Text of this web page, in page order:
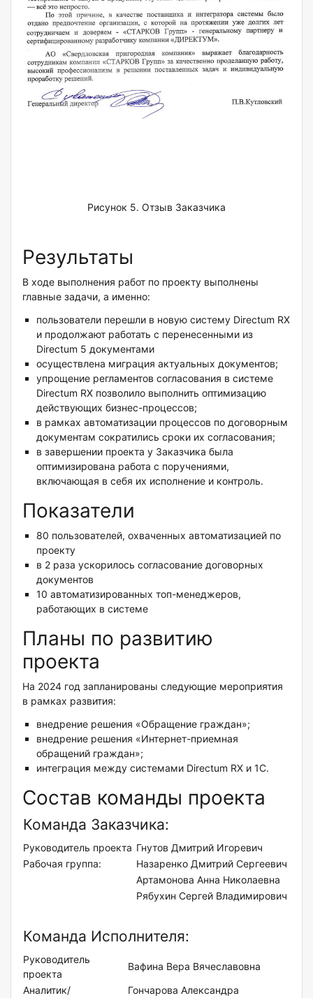
Рисунок 5. Отзыв Заказчика
Результаты
В ходе выполнения работ по проекту выполнены
главные задачи, а именно:
пользователи перешли в новую систему Directum RX
и продолжают работать с перенесенными из
Directum 5 документами
осуществлена миграция актуальных документов;
упрощение регламентов согласования в системе
Directum RX позволило выполнить оптимизацию
действующих бизнес-процессов;
в рамках автоматизации процессов по договорным
документам сократились сроки их согласования;
в завершении проекта у Заказчика была
оптимизирована работа с поручениями,
включающая в себя их исполнение и контроль.
Показатели
80 пользователей, охваченных автоматизацией по
проекту
в 2 раза ускорилось согласование договорных
документов
10 автоматизированных топ-менеджеров,
работающих в системе
Планы по развитию
проекта
На 2024 год запланированы следующие мероприятия
в рамках развития:
внедрение решения «Обращение граждан»;
внедрение решения «Интернет-приемная
обращений граждан»;
интеграция между системами Directum RX и 1С.
Состав команды проекта
Команда Заказчика:
Руководитель проекта Гнутов Дмитрий Игоревич
Рабочая группа:
Назаренко Дмитрий Сергеевич
Артамонова Анна Николаевна
Рябухин Сергей Владимирович
Команда Исполнителя:
Руководитель
проекта
Вафина Вера Вячеславовна
Аналитик/
Гончарова Александра